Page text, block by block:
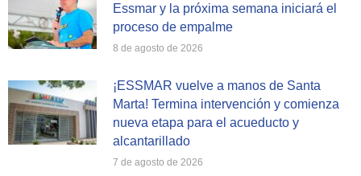
Essmar y la próxima semana iniciará el
proceso de empalme
8 de agosto de 2026
¡ESSMAR vuelve a manos de Santa
Marta! Termina intervención y comienza
nueva etapa para el acueducto y
alcantarillado
7 de agosto de 2026